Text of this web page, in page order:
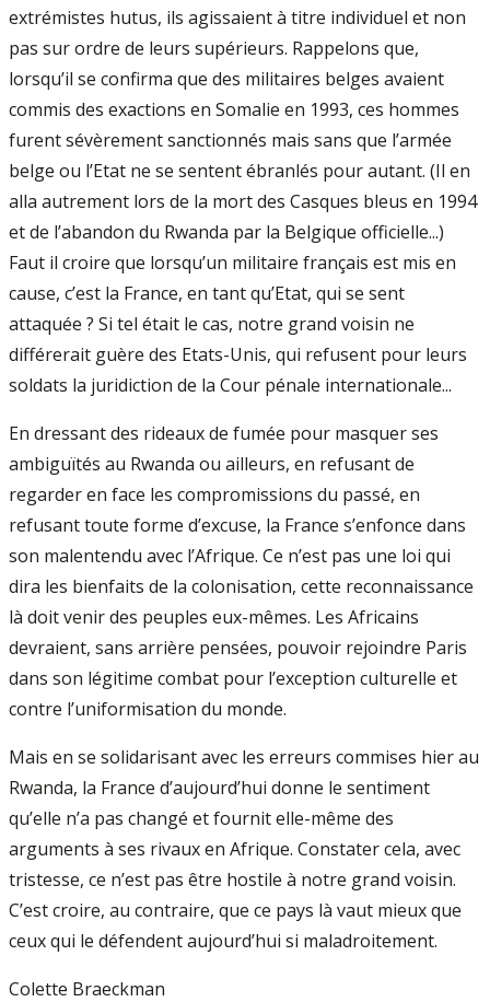
extrémistes hutus, ils agissaient à titre individuel et non
pas sur ordre de leurs supérieurs. Rappelons que,
lorsqu’il se confirma que des militaires belges avaient
commis des exactions en Somalie en 1993, ces hommes
furent sévèrement sanctionnés mais sans que l’armée
belge ou l’Etat ne se sentent ébranlés pour autant. (Il en
alla autrement lors de la mort des Casques bleus en 1994
et de l’abandon du Rwanda par la Belgique officielle...)
Faut il croire que lorsqu’un militaire français est mis en
cause, c’est la France, en tant qu’Etat, qui se sent
attaquée ? Si tel était le cas, notre grand voisin ne
différerait guère des Etats-Unis, qui refusent pour leurs
soldats la juridiction de la Cour pénale internationale...
En dressant des rideaux de fumée pour masquer ses
ambiguïtés au Rwanda ou ailleurs, en refusant de
regarder en face les compromissions du passé, en
refusant toute forme d’excuse, la France s’enfonce dans
son malentendu avec l’Afrique. Ce n’est pas une loi qui
dira les bienfaits de la colonisation, cette reconnaissance
là doit venir des peuples eux-mêmes. Les Africains
devraient, sans arrière pensées, pouvoir rejoindre Paris
dans son légitime combat pour l’exception culturelle et
contre l’uniformisation du monde.
Mais en se solidarisant avec les erreurs commises hier au
Rwanda, la France d’aujourd’hui donne le sentiment
qu’elle n’a pas changé et fournit elle-même des
arguments à ses rivaux en Afrique. Constater cela, avec
tristesse, ce n’est pas être hostile à notre grand voisin.
C’est croire, au contraire, que ce pays là vaut mieux que
ceux qui le défendent aujourd’hui si maladroitement.
Colette Braeckman